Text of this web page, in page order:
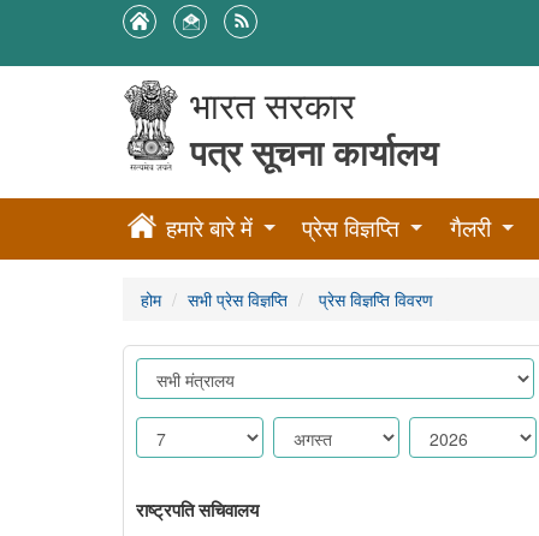
भारत सरकार
पत्र सूचना कार्यालय
हमारे बारे में प्रेस विज्ञप्ति गैलरी
होम सभी प्रेस विज्ञप्ति प्रेस विज्ञप्ति विवरण
राष्ट्रपति सचिवालय